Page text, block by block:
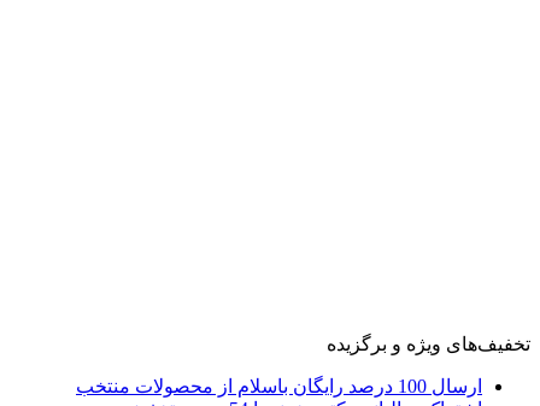
تخفیف‌های ویژه و برگزیده
ارسال 100 درصد رایگان باسلام از محصولات منتخب